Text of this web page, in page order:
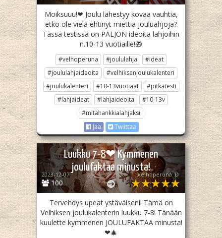
Moiksuuu!❤ Joulu lähestyy kovaa vauhtia,
etkö ole vielä ehtinyt miettiä jouluahjoja?
Tässä testissä on PALJON ideoita lahjoihin
n.10-13 vuotiaille!🎁
#velhoperuna #joululahja
#ideat
#joululahjaideoita
#velhiksenjoulukalenteri
#joulukalenteri
#10-13vuotiaat
#pitkätesti
#lahjaideat
#lahjaideoita
#10-13v
#mitähankkialahjaksi
Jaa
Twiittaa
Luukku 7-8❤ Kymmenen
joulufaktaa minusta!
100
2023-12-07 Velhoperuna :D
Tervehdys upeat ystäväiseni! Tämä on
Velhiksen joulukalenterin luukku 7-8! Tänään
kuulette kymmenen JOULUFAKTAA minusta!
❤🎄